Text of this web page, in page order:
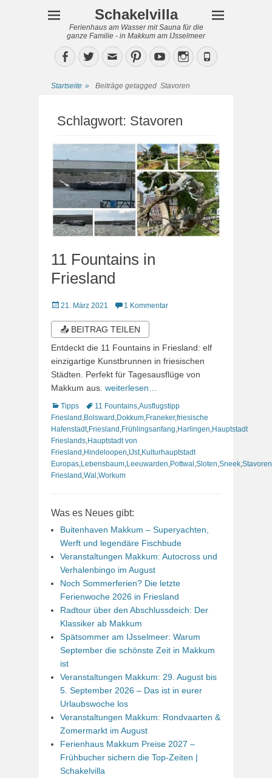
Schakelvilla
Ferienhaus am Wasser mit Sauna für die
ganze Familie - in Makkum am IJsselmeer
Facebook
TwitterEmailPinterestYouTubeInstagram
Phone
Startseite » Beiträge getagged Stavoren
Schlagwort: Stavoren
11 Fountains in
Friesland
Veröffentlicht
21. März 2021 1 Kommentar
📤 BEITRAG TEILEN
Entdeckt die 11 Fountains in Friesland: elf
einzigartige Kunstbrunnen in friesischen
Städten. Perfekt für Tagesausflüge von
Makkum aus. weiterlesen…
Kategorien
Tipps Schlagworte
11 Fountains Ausflugstipp
Friesland Bolsward Dokkum Franeker,friesische
Hafenstadt, Friesland Frühlingsanfang Harlingen Hauptstadt
Frieslands Hauptstadt von
Friesland Hindeloopen IJst, Kulturhauptstadt
Europas Lebensbaum Leeuwarden Pottwal Sloten Sneek Stavoren
Friesland Wal Workum
Was es Neues gibt:
Buitenhaven Makkum – Superyachten,
Werft und legendäre Fischbude
Veranstaltungen Makkum: Autocross und
Verhalenbingo im August
Noch Sommerferien? Die letzte
Ferienwoche 2026 in Friesland
Radtour über den Abschlussdeich: Der
Klassiker ab Makkum
Spätsommer am IJsselmeer: Warum
September die schönste Zeit in Makkum
ist
Veranstaltungen Makkum: 29. August bis
5. September 2026 – Das ist in eurer
Urlaubswoche los
Veranstaltungen Makkum: Rondvaarten &
Zomermarkt im August
Ferienhaus Makkum Preise 2027 –
Frühbucher sichern die Top-Zeiten |
Schakelvilla